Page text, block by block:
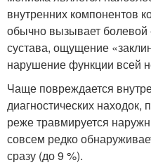
внутренних компонентов
обычно вызывает болевой
сустава, ощущение
нарушение функции всей
Чаще повреждается
диагностических
реже травмируется
совсем редко
сразу (до 9 %).